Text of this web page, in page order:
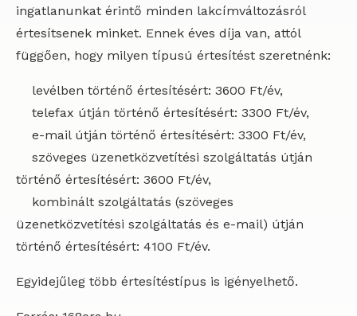
ingatlanunkat érintő minden lakcímváltozásról
értesítsenek minket. Ennek éves díja van, attól
függően, hogy milyen típusú értesítést szeretnénk:
levélben történő értesítésért: 3600 Ft/év,
telefax útján történő értesítésért: 3300 Ft/év,
e-mail útján történő értesítésért: 3300 Ft/év,
szöveges üzenetközvetítési szolgáltatás útján
történő értesítésért: 3600 Ft/év,
kombinált szolgáltatás (szöveges
üzenetközvetítési szolgáltatás és e-mail) útján
történő értesítésért: 4100 Ft/év.
Egyidejűleg több értesítéstípus is igényelhető.